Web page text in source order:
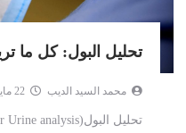
تحليل البول: كل ما
محمد السيد الديب